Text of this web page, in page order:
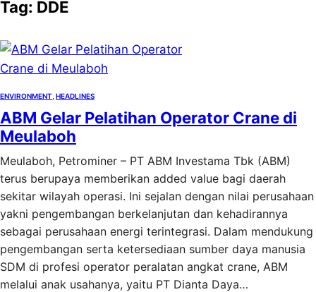
Tag: DDE
ENVIRONMENT HEADLINES
ABM Gelar Pelatihan Operator Crane di
Meulaboh
Meulaboh, Petrominer – PT ABM Investama Tbk (ABM)
terus berupaya memberikan added value bagi daerah
sekitar wilayah operasi. Ini sejalan dengan nilai perusahaan
yakni pengembangan berkelanjutan dan kehadirannya
sebagai perusahaan energi terintegrasi. Dalam mendukung
pengembangan serta ketersediaan sumber daya manusia
SDM di profesi operator peralatan angkat crane, ABM
melalui anak usahanya, yaitu PT Dianta Daya…